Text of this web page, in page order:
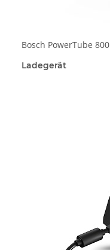
Bosch PowerTube 800
Ladegerät